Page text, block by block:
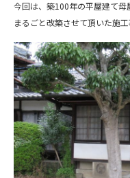
今回は、築100年の平屋建て母
まるごと改築させて頂いた施工